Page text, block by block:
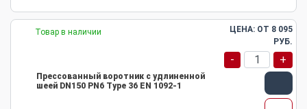
Товар в наличии
Прессованный воротник с удлиненной
шеей DN150 PN6 Type 36 EN 1092-1
ЦЕНА: ОТ 8 095
РУБ.
- +